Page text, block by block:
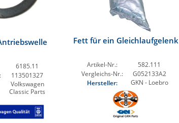
6185.11
113501327
Volkswagen
Classic Parts
Fett für ein Gleichlaufgelenk
Artikel-Nr.:
582.111
Vergleichs-Nr.:
G052133A2
Hersteller:
GKN - Loebro